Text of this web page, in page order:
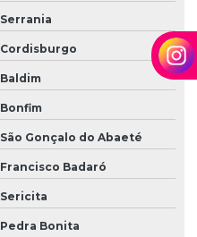
Serrania
Cordisburgo
Baldim
Bonfim
São Gonçalo do Abaeté
Francisco Badaró
Sericita
Pedra Bonita